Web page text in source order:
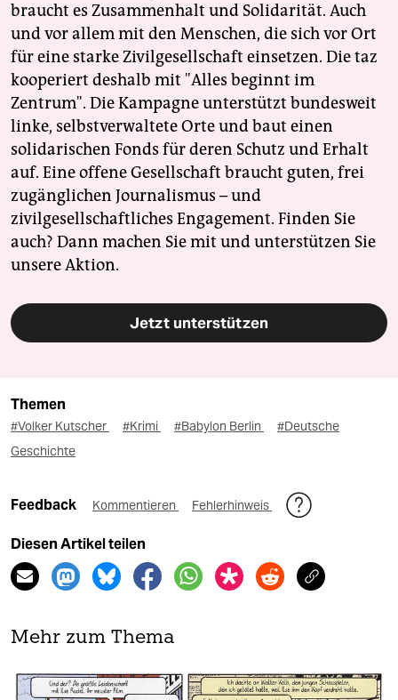
braucht es Zusammenhalt und Solidarität. Auch
und vor allem mit den Menschen, die sich vor Ort
für eine starke Zivilgesellschaft einsetzen. Die taz
kooperiert deshalb mit "Alles beginnt im
Zentrum". Die Kampagne unterstützt bundesweit
linke, selbstverwaltete Orte und baut einen
solidarischen Fonds für deren Schutz und Erhalt
auf. Eine offene Gesellschaft braucht guten, frei
zugänglichen Journalismus – und
zivilgesellschaftliches Engagement. Finden Sie
auch? Dann machen Sie mit und unterstützen Sie
unsere Aktion.
Jetzt unterstützen
Themen
#Volker Kutscher #Krimi #Babylon Berlin
#Deutsche
Geschichte
Feedback Kommentieren Fehlerhinweis
Diesen Artikel teilen
Mehr zum Thema